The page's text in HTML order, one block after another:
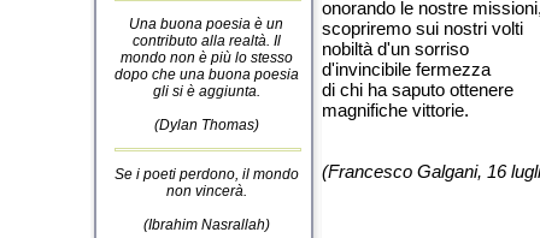
Una buona poesia è un
contributo alla realtà. Il
mondo non è più lo stesso
dopo che una buona poesia
gli si è aggiunta.
(Dylan Thomas)
Se i poeti perdono, il mondo
non vincerà.
(Ibrahim Nasrallah)
onorando le nostre
scopriremo sui nostri volti
nobiltà d'un sorriso
d'invincibile fermezza
di chi ha saputo ottenere
magnifiche vittorie.
(Francesco Galgani, 16